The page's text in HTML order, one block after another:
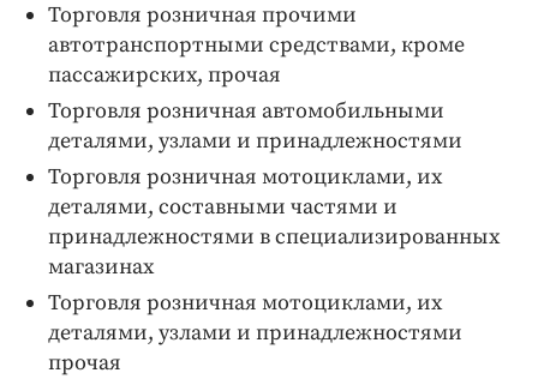
Торговля розничная прочими
автотранспортными средствами, кроме
пассажирских, прочая
Торговля розничная автомобильными
деталями, узлами и принадлежностями
Торговля розничная мотоциклами, их
деталями, составными частями и
принадлежностями в специализированных
магазинах
Торговля розничная мотоциклами, их
деталями, узлами и принадлежностями
прочая